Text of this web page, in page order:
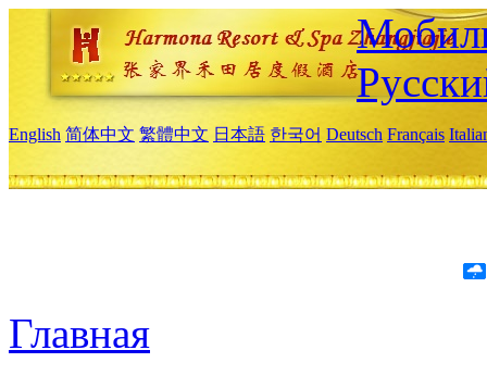
English 简体中文 繁體中文 日本語 한국어 Deutsch Français
Главная